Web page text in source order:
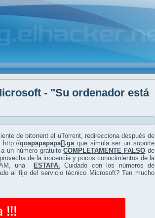
- "Su ordenador está
de bitorrent el uTorrent, redirecciona después de
http://qoapapapapa[].ga que simula ser un soporte
un número gratuitoCOMPLETAMENTE FALSO de
de la inocencia y pocos conocimientos de la
una
ESTAFA. Cuidado con los números de
al fijo del servicio técnico Microsoft? Ten mucho